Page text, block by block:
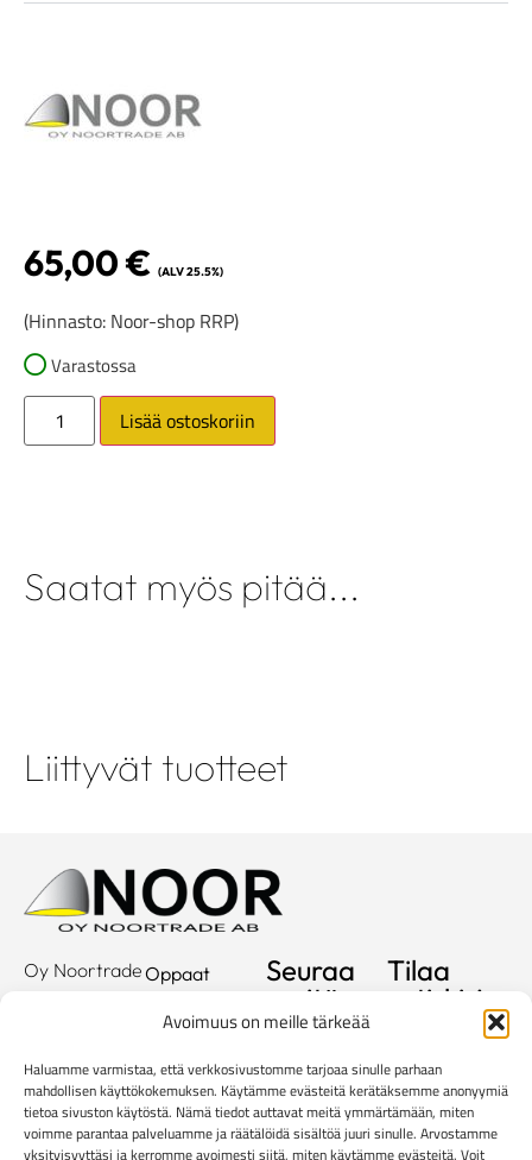
Avoimuus on meille tärkeää
Haluamme varmistaa, että verkkosivustomme tarjoaa sinulle parhaan
mahdollisen käyttökokemuksen. Käytämme evästeitä kerätäksemme anonyymiä
tietoa sivuston käytöstä. Nämä tiedot auttavat meitä ymmärtämään, miten
voimme parantaa palveluamme ja räätälöidä sisältöä juuri sinulle. Arvostamme
yksityisyyttäsi ja kerromme avoimesti siitä, miten käytämme evästeitä. Voit
65,00€ (ALV 25.5%)
(Hinnasto: Noor-shop RRP)
Varastossa
Lisää ostoskoriin
Saatat myös pitää...
Liittyvät tuotteet
Oy Noortrade
Hallimestarinkatu
20780
Kaarina
info@noortrade.fi
Oppaat
Kuvastot
Showroom
Yritys
Seuraa
meitä
Tilaa
uutiskirje